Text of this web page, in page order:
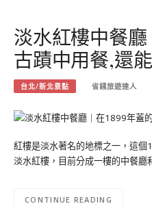
淡水紅樓中餐廳
古蹟中用餐,還
台北/新北景點 省錢旅遊達人
紅樓是淡水著名的地標之一，這
淡水紅樓，目前分成一樓的中餐
CONTINUE READING